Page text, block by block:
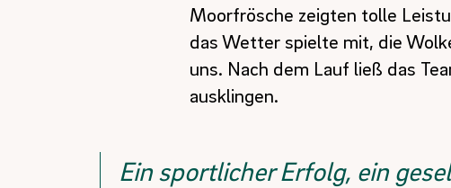
Moorfrösche zeigten tolle
das Wetter spielte mit, die
uns. Nach dem Lauf ließ das
ausklingen.
Ein sportlicher Erfolg, ein